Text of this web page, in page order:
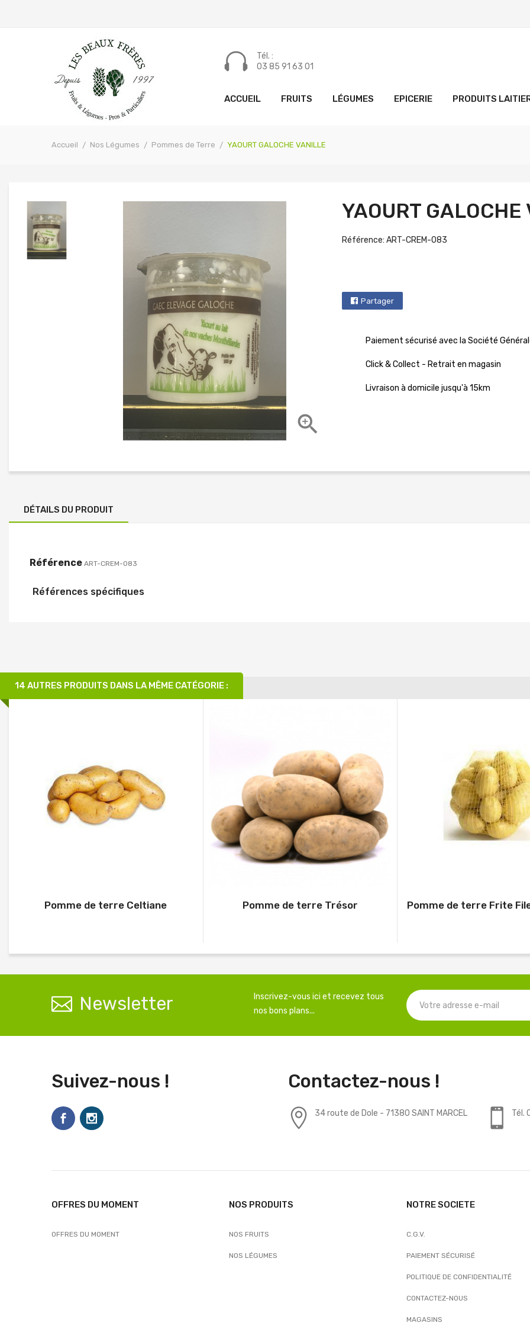
Tél. :
03 85 91 63 01
ACCUEIL FRUITS LÉGUMES EPICERIE PRODUITS
Accueil Nos Légumes Pommes de Terre YAOURT GALOCHE VANILLE

YAOURT
Référence: ART-CREM-083
Partager
Paiement sécurisé avec la Société
Click & Collect - Retrait en magasin
Livraison à domicile jusqu'à 15km
DÉTAILS DU PRODUIT
Référence ART-CREM-083
Références spécifiques
14 AUTRES PRODUITS DANS LA MÊME CATÉGORIE :
Pomme de terre Celtiane Pomme de terre Trésor Pomme de terre Frite
Newsletter
Inscrivez-vous ici et recevez tous
nos bons plans...
Suivez-nous ! Contactez-nous !
34 route de Dole - 71380 SAINT MARCEL Tél.
OFFRES DU MOMENT
OFFRES DU MOMENT
NOS PRODUITS
NOS FRUITS
NOS LÉGUMES
NOTRE SOCIETE
C.G.V.
PAIEMENT SÉCURISÉ
POLITIQUE DE CONFIDENTIALITÉ
CONTACTEZ-NOUS
MAGASINS